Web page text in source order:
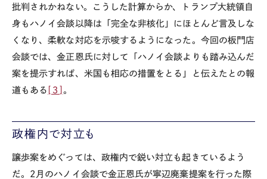
批判されかねない。こうした計算からか、トランプ大統領自
身もハノイ会談以降は「完全な非核化」にほとんど言及しな
くなり、柔軟な対応を示唆するようになった。今回の板門店
会談では、金正恩氏に対して「ハノイ会談よりも踏み込んだ
案を提示すれば、米国も相応の措置をとる」と伝えたとの報
道もある
[３] 。
政権内で対立も
譲歩案をめぐっては、政権内で鋭い対立も起きているよう
だ。2月のハノイ会談で金正恩氏が寧辺廃棄提案を行った際